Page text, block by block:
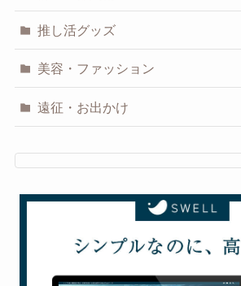
推し活グッズ
美容・ファッション
遠征・お出かけ